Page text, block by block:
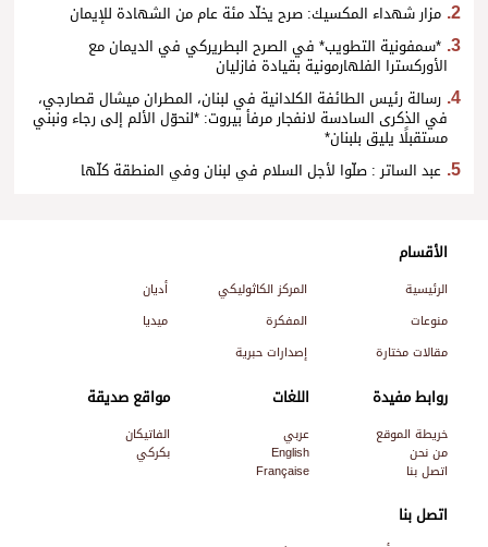
مزار شهداء المكسيك: صرح يخلّد مئة عام من الشهادة للإيمان
*سمفونية التطويب* في الصرح البطريركي في الديمان مع
الأوركسترا الفلهارمونية بقيادة فازليان
رسالة رئيس الطائفة الكلدانية في لبنان، المطران ميشال قصارجي،
في الذكرى السادسة لانفجار مرفأ بيروت: *لنحوّل الألم إلى رجاء ونبني
مستقبلًا يليق بلبنان*
عبد الساتر : صلّوا لأجل السلام في لبنان وفي المنطقة كلّها
اتصل بنا
الأقسام
الرئيسية المركز الكاثوليكي
أديان
منوعات
المفكرة
ميديا
مقالات مختارة
إصدارات حبرية
روابط مفيدة
خريطة الموقع
من نحن
اتصل بنا
اللغات
عربي
English
Française
مواقع صديقة
الفاتيكان
بكركي